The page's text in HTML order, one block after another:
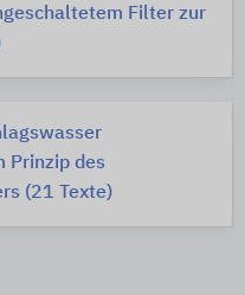
Filter zur
Prinzip des
(21 Texte)